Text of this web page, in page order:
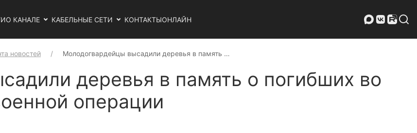
О КАНАЛЕ КАБЕЛЬНЫЕ СЕТИ КОНТАКТЫОНЛАЙН
новостей Молодогвардейцы высадили деревья в память …
деревья в память о погибших во
операции